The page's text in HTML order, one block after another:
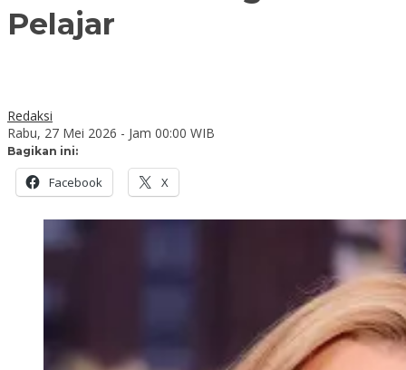
Pelajar
Redaksi
Rabu, 27 Mei 2026 - Jam 00:00 WIB
Bagikan ini:
Facebook X